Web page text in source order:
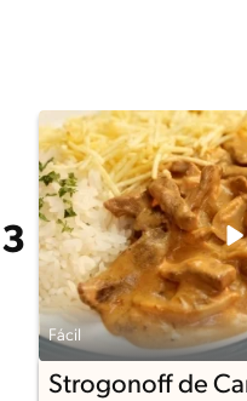
Fácil
Strogonoff de